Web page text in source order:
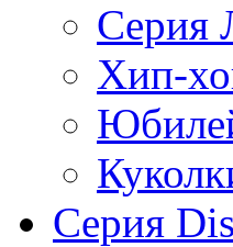
Серия
Хип-
Серия